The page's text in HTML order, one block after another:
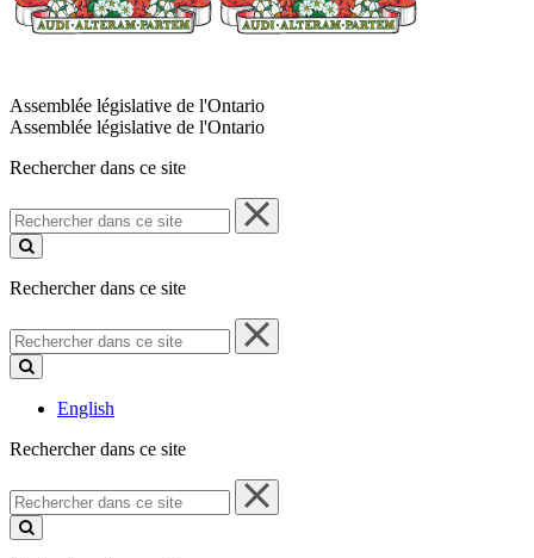
Assemblée législative de l'Ontario
Assemblée législative de l'Ontario
Rechercher dans ce site
Rechercher
dans
ce
Rechercher dans ce site
Rechercher
dans
ce
English
Rechercher dans ce site
Rechercher
dans
ce